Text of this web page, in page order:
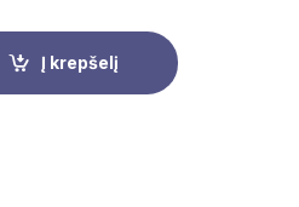
Į krepšelį